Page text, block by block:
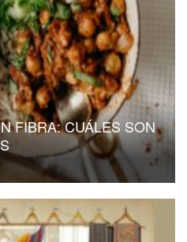
FIBRA: CUÁLES SON